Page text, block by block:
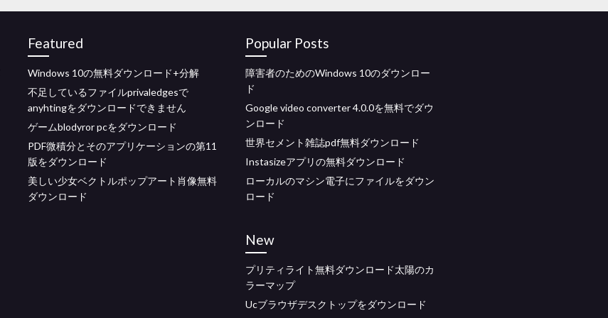
Featured
Windows 10の無料ダウンロード+分解
不足しているファイルprivaledgesで
anyhtingをダウンロードできません
ゲームblodyror pcをダウンロード
PDF微積分とそのアプリケーションの第11
版をダウンロード
美しい少女ベクトルポップアート肖像無料
ダウンロード
Popular Posts
障害者のためのWindows 10のダウンロー
ド
Google video converter 4.0.0を無料でダウ
ンロード
世界セメント雑誌pdf無料ダウンロード
Instasizeアプリの無料ダウンロード
ローカルのマシン電子にファイルをダウン
ロード
New
プリティライト無料ダウンロード太陽のカ
ラーマップ
Ucブラウザデスクトップをダウンロード